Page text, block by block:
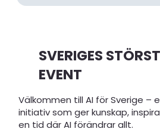
SVERIGES
EVENT
Välkommen till AI för Sverige –
initiativ som ger kunskap,
en tid där AI förändrar allt.